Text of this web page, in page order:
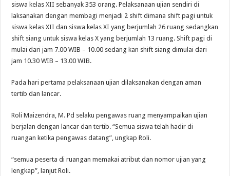
siswa kelas XII sebanyak 353 orang. Pelaksanaan ujian sendiri di
laksanakan dengan membagi menjadi 2 shift dimana shift pagi untuk
siswa kelas XII dan siswa kelas XI yang berjumlah 26 ruang sedangkan
shift siang untuk siswa kelas X yang berjumlah 13 ruang. Shift pagi di
mulai dari jam 7.00 WIB – 10.00 sedang kan shift siang dimulai dari
jam 10.30 WIB – 13.00 WIB.
Pada hari pertama pelaksanaan ujian dilaksanakan dengan aman
tertib dan lancar.
Roli Maizendra, M. Pd selaku pengawas ruang menyampaikan ujian
berjalan dengan lancar dan tertib. “Semua siswa telah hadir di
ruangan ketika pengawas datang”, ungkap Roli.
“semua peserta di ruangan memakai atribut dan nomor ujian yang
lengkap”, lanjut Roli.